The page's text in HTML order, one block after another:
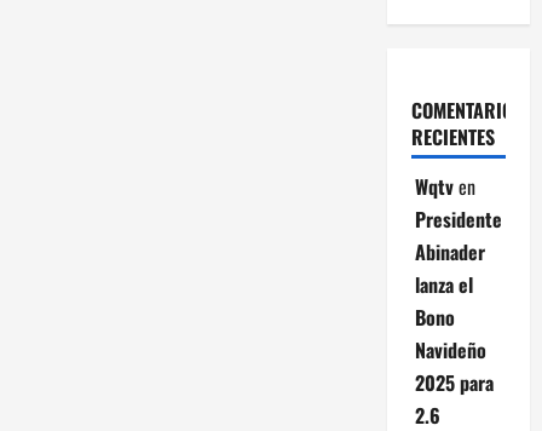
COMENTARIOS
RECIENTES
Wqtven
Presidente
Abinader
lanza el
Bono
Navideño
2025 para
2.6